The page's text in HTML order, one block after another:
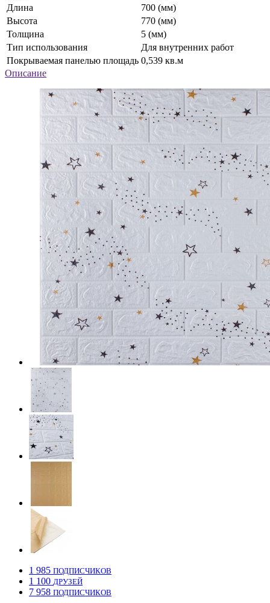
Длина
700 (мм)
Высота
770 (мм)
Толщина
5 (мм)
Тип использования
Для внутренних работ
Покрываемая панелью площадь 0,539 кв.м
Описание
1 985 ПОДПИСЧИКОВ
1 100 ДРУЗЕЙ
7 958 ПОДПИСЧИКОВ